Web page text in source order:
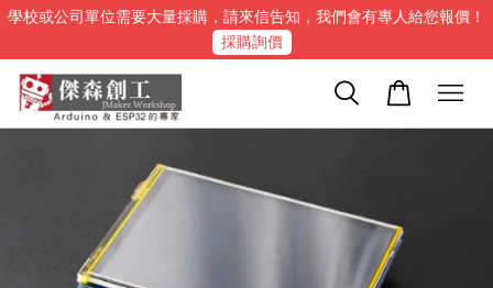
學校或公司單位需要大量採購，請來信告知，我們會有專人給您報價！
採購詢價